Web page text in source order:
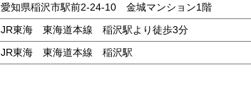
愛知県稲沢市駅前2-24-10 金城マンション1階
JR東海 東海道本線 稲沢駅より徒歩3分
JR東海 東海道本線 稲沢駅